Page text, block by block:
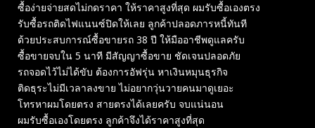
ซื้อง่ายจ่ายสดไม่กดราคา ให้ราคาสูงที่สุด ผมรับซื้อเองตรง
รับซื้อรถติดไฟแนนซ์ปิดให้เลย ลูกค้าปลอดภารหนี้ทันที
ด้วยประสบการณ์ซื้อขายรถ 38 ปี ให้มืออาชีพดูแลครับ
ซื้อขายจบใน 5 นาที มีสัญญาซื้อขาย ชัดเจนปลอดภัย
รถจอดไว้ไม่ได้ขับ ต้องการอัฟรุ่น หาเงินหมุนธุรกิจ
ติดธุระไม่มีเวลาลงขาย ไม่อยากวุ่นวายคนมาดูเยอะ
โทรหาผมโดยตรง สายตรงได้เลยครับ จบแน่นอน
ผมรับซื้อเองโดยตรง ลูกค้าจึงได้ราคาสูงที่สุด